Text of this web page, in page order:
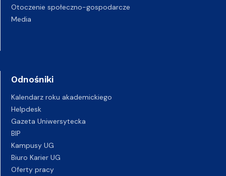
Otoczenie społeczno-gospodarcze
Media
Odnośniki
Kalendarz roku akademickiego
Helpdesk
Gazeta Uniwersytecka
BIP
Kampusy UG
Biuro Karier UG
Oferty pracy